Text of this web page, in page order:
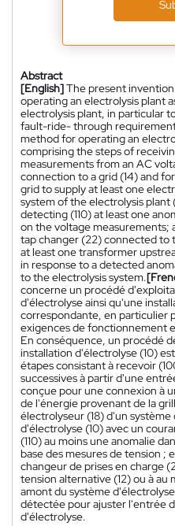
Abstract
[English]The present
operating an electrolysis plant
electrolysis plant, in particular
fault-ride- through
method for operating an
comprising the steps of
measurements from an AC
connection to a grid (14) and
grid to supply at least one
system of the electrolysis plant
detecting (110) at least one
on the voltage measurements;
tap changer (22) connected to
at least one transformer
in response to a detected
to the electrolysis system.
concerne un procédé
d'électrolyse ainsi qu'une
correspondante, en particulier
exigences de fonctionnement
En conséquence, un procédé
installation d'électrolyse (10)
étapes consistant à recevoir
successives à partir d'une
conçue pour une connexion à
de l'énergie provenant de la
électrolyseur (18) d'un
d'électrolyse (10) avec un
(110) au moins une anomalie
base des mesures de tension ;
changeur de prises en charge
tension alternative (12) ou à
amont du système
détectée pour ajuster l'entrée
d'électrolyse.